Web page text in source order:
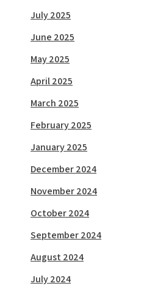
July 2025
June 2025
May 2025
April 2025
March 2025
February 2025
January 2025
December 2024
November 2024
October 2024
September 2024
August 2024
July 2024